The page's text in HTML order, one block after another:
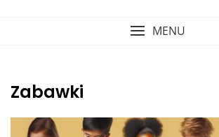
MENU
Zabawki